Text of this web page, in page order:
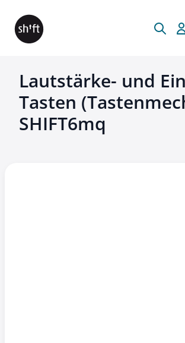
Lautstärke- und
Tasten
SHIFT6mq